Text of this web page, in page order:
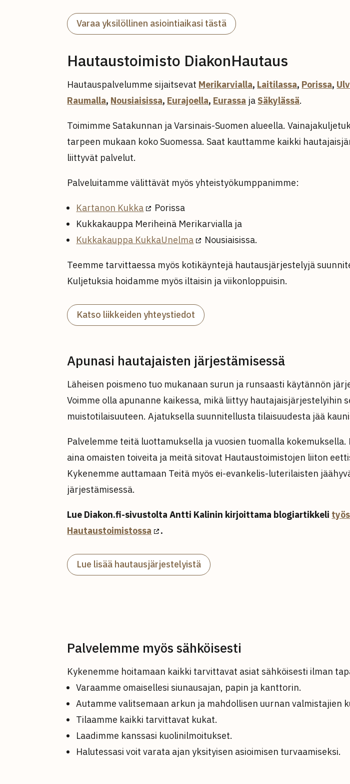
Varaa yksilöllinen asiointiaikasi tästä
Hautaustoimisto DiakonHautaus
Hautauspalvelumme sijaitsevat Merikarvialla, Laitilassa, Porissa,
Raumalla, Nousiaisissa, Eurajoella, Eurassa ja Säkylässä.
Toimimme Satakunnan ja Varsinais-Suomen alueella.
tarpeen mukaan koko Suomessa. Saat kauttamme kaikki
liittyvät palvelut.
Palveluitamme välittävät myös yhteistyökumppanimme:
Kartanon Kukka
Porissa
Kukkakauppa Meriheinä Merikarvialla ja
Kukkakauppa KukkaUnelma
Nousiaisissa.
Teemme tarvittaessa myös kotikäyntejä hautausjärjestelyjä
Kuljetuksia hoidamme myös iltaisin ja viikonloppuisin.
Katso liikkeiden yhteystiedot
Apunasi hautajaisten järjestämisessä
Läheisen poismeno tuo mukanaan surun ja runsaasti käytännön
Voimme olla apunanne kaikessa, mikä liittyy hautajaisjärjestelyihin
muistotilaisuuteen. Ajatuksella suunnitellusta tilaisuudesta jää
Palvelemme teitä luottamuksella ja vuosien tuomalla kokemuksella.
aina omaisten toiveita ja meitä sitovat Hautaustoimistojen liiton
Kykenemme auttamaan Teitä myös ei-evankelis-luterilaisten
järjestämisessä.
Lue Diakon.fi-sivustolta Antti Kalinin kirjoittama blogiartikkeli
Hautaustoimistossa
.
Lue lisää hautausjärjestelyistä
Palvelemme myös sähköisesti
Kykenemme hoitamaan kaikki tarvittavat asiat sähköisesti ilman
Varaamme omaisellesi siunausajan, papin ja kanttorin.
Autamme valitsemaan arkun ja mahdollisen uurnan valmistajien
Tilaamme kaikki tarvittavat kukat.
Laadimme kanssasi kuolinilmoitukset.
Halutessasi voit varata ajan yksityisen asioimisen turvaamiseksi.